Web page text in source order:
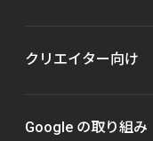
クリエイター向け
Google の取り組み